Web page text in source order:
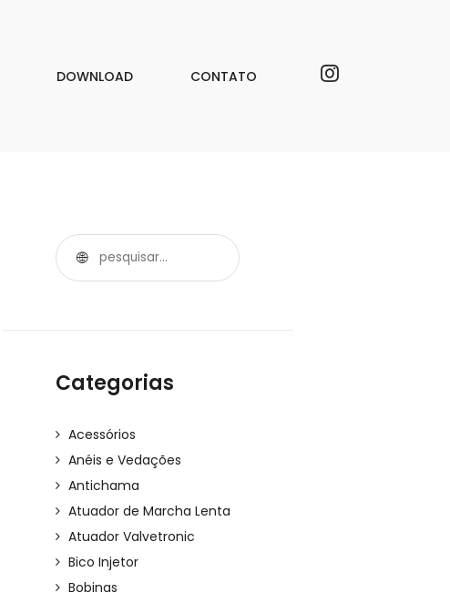
DOWNLOAD CONTATO
Categorias
Acessórios
Anéis e Vedações
Antichama
Atuador de Marcha Lenta
Atuador Valvetronic
Bico Injetor
Bobinas